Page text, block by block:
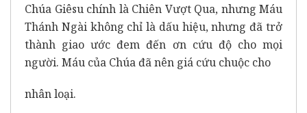
Chúa Giêsu chính là Chiên Vượt Qua, nhưng Máu
Thánh Ngài không chỉ là dấu hiệu, nhưng đã trở
thành giao ước đem đến ơn cứu độ cho mọi
người. Máu của Chúa đã nên giá cứu chuộc cho
nhân loại.